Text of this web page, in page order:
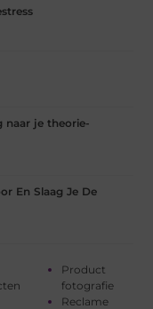
Product
fotografie
Reclame
naar je theorie-
En Slaag Je De